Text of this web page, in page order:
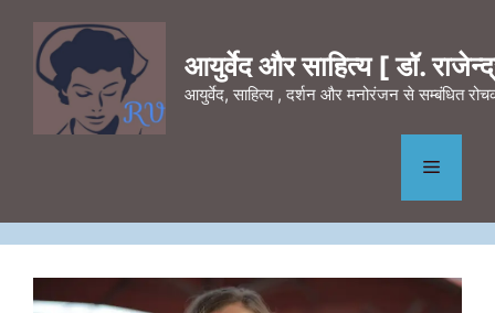
content
आयुर्वेद और साहित्य [ डॉ.
आयुर्वेद, साहित्य , दर्शन और मनोरंजन से सम्बंधित
Menu